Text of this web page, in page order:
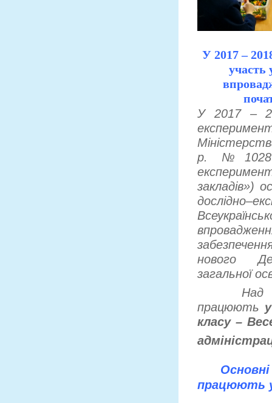
У 2017 –
участь
У 2017 –
р. №1028
закладів»)
нового
загальної
Над
працюють
класу –
працюють